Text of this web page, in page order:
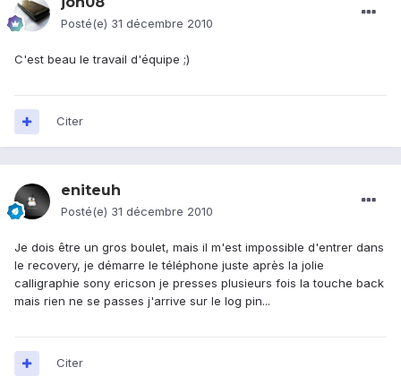
Posté(e) 31 décembre 2010
C'est beau le travail d'équipe ;)
Citer
eniteuh
Posté(e) 31 décembre 2010
Je dois être un gros boulet, mais il m'est impossible d'entrer dans
le recovery, je démarre le téléphone juste après la jolie
calligraphie sony ericson je presses plusieurs fois la touche back
mais rien ne se passes j'arrive sur le log pin...
Citer